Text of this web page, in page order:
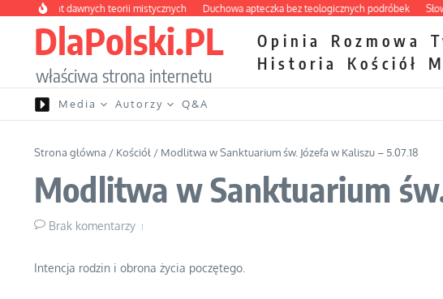
Przejdź do treści
labirynt dawnych teorii mistycznych Duchowa apteczka bez teologicznych podróbek
DlaPolski.PL
właściwa strona internetu
Opinia Rozmowa
Historia
Kościół
Media Autorzy Q&A
Strona główna / Kościół / Modlitwa w Sanktuarium św. Józefa w Kaliszu – 5.07.18
Modlitwa w Sanktuarium
Brak komentarzy
Intencja rodzin i obrona życia poczętego.